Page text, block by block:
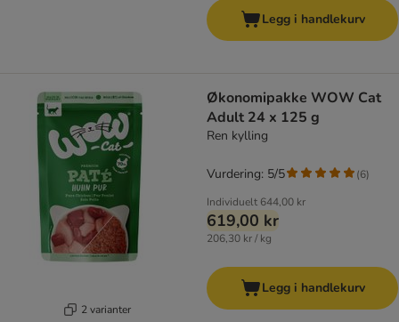
Legg i handlekurv
2 varianter
Økonomipakke WOW Cat
Adult 24 x 125 g
Ren kylling
Individuelt 644,00 kr
619,00 kr
206,30 kr / kg
Vurdering: 5/5 (6)
Legg i handlekurv